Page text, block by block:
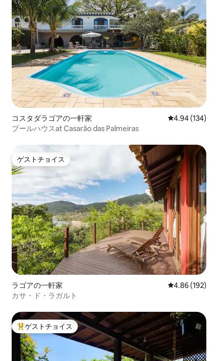
コスタダラゴアの一軒家 レビュー134
4.94 (134)
プールハウスat Casarão das Palmeiras
ゲストチョイス
ゲストチョイス
ラゴアの一軒家 レビュー192
4.86 (192)
カサ・ド・ラガルト
大好評のゲストチョイスです。
ゲストチョイス